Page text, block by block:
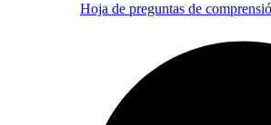
Hoja de preguntas de